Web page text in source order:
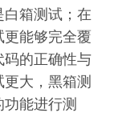
箱测试；在
能够完全覆
码的正确性与
大，黑箱测
能进行测